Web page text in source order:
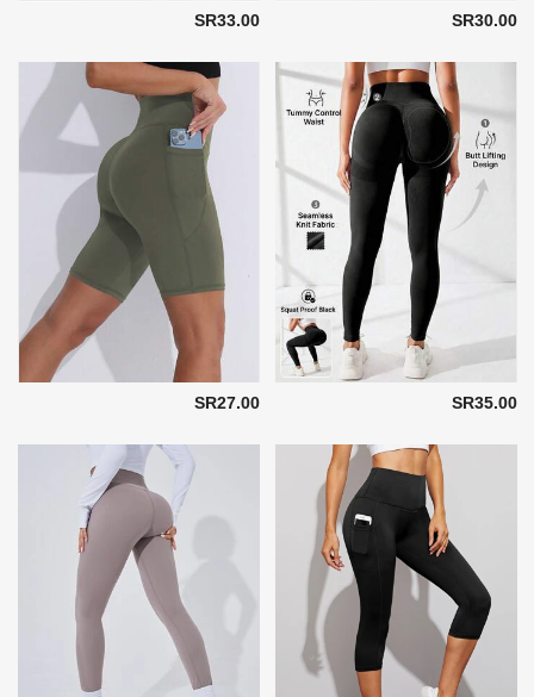
SR30.00
SR33.00
SR35.00
SR27.00